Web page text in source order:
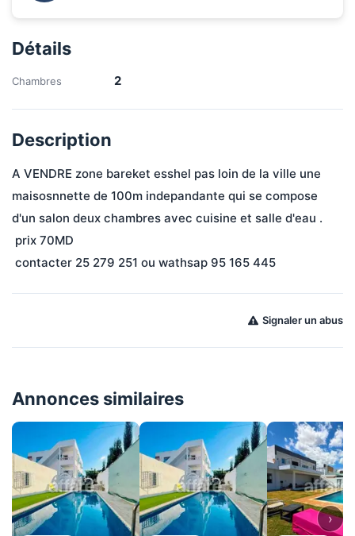
Détails
Chambres 2
Description
A VENDRE zone bareket esshel pas loin de la ville une
maisosnnette de 100m indepandante qui se compose
d'un salon deux chambres avec cuisine et salle d'eau .
prix 70MD
contacter 25 279 251 ou wathsap 95 165 445
Signaler un abus
Annonces similaires
›